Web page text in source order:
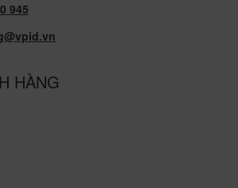
945
HÀNG